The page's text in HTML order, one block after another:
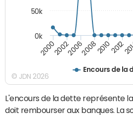
Encours de la
200020022006200820102012
0k
50k
© JDN 2026
L'encours de la dette représente
doit rembourser aux banques. La